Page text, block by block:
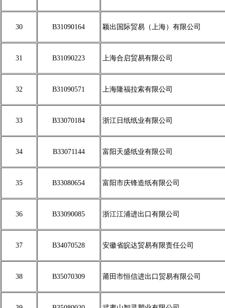
30 B31090164 颖出国际贸易（上海）有限公司
31 B31090223 上海合启贸易有限公司
32 B31090571 上海隆福拉索有限公司
33 B33070184 浙江日纸纸业有限公司
34 B33071144 富阳天盛纸业有限公司
35 B33080654 富阳市庆锋造纸有限公司
36 B33090085 浙江江浦进出口有限公司
37 B34070528 安徽省皖达贸易有限责任公司
38 B35070309 莆田市恒信进出口贸易有限公司